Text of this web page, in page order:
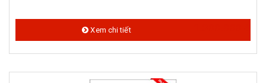
Xem chi tiết